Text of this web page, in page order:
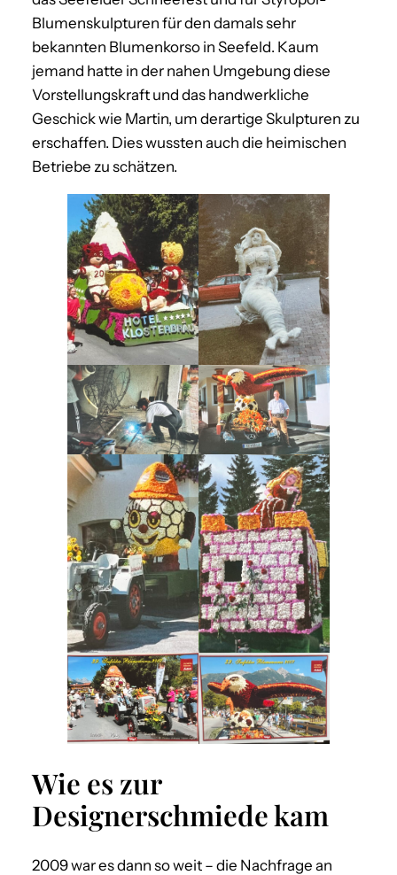
Blumenskulpturen für den damals sehr
bekannten Blumenkorso in Seefeld. Kaum
jemand hatte in der nahen Umgebung diese
Vorstellungskraft und das handwerkliche
Geschick wie Martin, um derartige Skulpturen zu
erschaffen. Dies wussten auch die heimischen
Betriebe zu schätzen.
Wie es zur
Designerschmiede kam
2009 war es dann so weit – die Nachfrage an